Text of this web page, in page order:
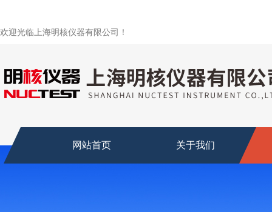
欢迎光临上海明核仪器有限公司！
网站首页 关于我们